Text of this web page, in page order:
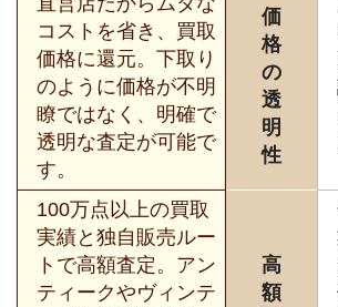
コストを省き、買取
価格に還元。下取り
のように価格が不明
瞭ではなく、明確で
透明な査定が可能で
す。
価
格
の
透
明
性
100万点以上の買取
実績と独自販売ルー
トで高額査定。アン
ティークやヴィンテ
高
額